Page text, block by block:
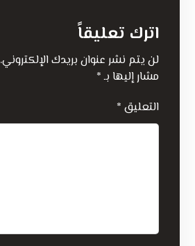
اترك تعليقاً
لن يتم نشر عنوان بريدك الإلكتروني.
مشار إليها بـ*
التعليق *